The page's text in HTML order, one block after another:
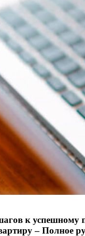
к успешному
– Полное